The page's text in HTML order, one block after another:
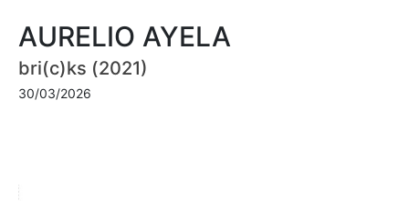
AURELIO AYELA
bri(c)ks (2021)
30/03/2026